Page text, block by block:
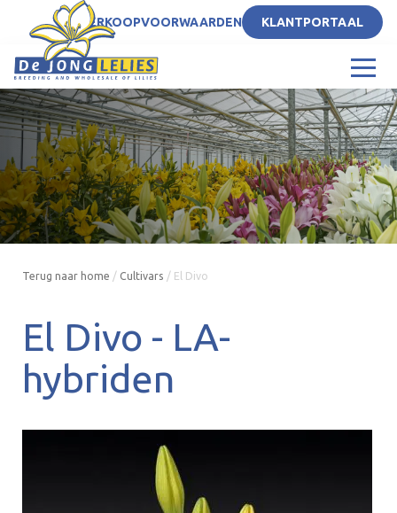
NLVERKOOPVOORWAARDEN KLANTPORTAAL
Terug naar home / Cultivars / El Divo
El Divo - LA-
hybriden